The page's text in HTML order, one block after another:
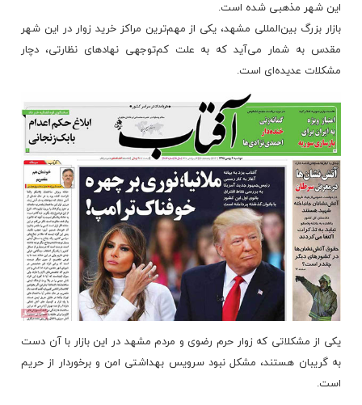
این شهر مذهبی شده است.
بازار بزرگ بین‌المللی مشهد، یکی از مهم‌ترین مراکز خرید زوار در این شهر
مقدس به شمار می‌آید که به علت کم‌توجهی نهادهای نظارتی، دچار
مشکلات عدیده‌ای است.
یکی از مشکلاتی که زوار حرم رضوی و مردم مشهد در این بازار با آن دست
به گریبان هستند، مشکل نبود سرویس بهداشتی امن و برخوردار از حریم
است.